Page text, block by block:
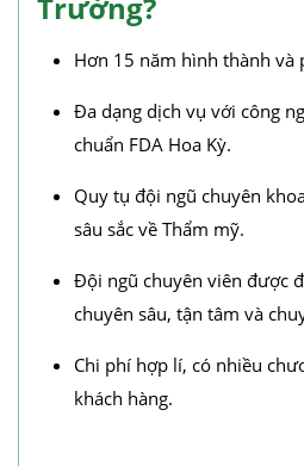
Hơn 15 năm hình thành và
Đa dạng dịch vụ với công
chuẩn FDA Hoa Kỳ.
Quy tụ đội ngũ chuyên
sâu sắc về Thẩm mỹ.
Đội ngũ chuyên viên được
chuyên sâu, tận tâm và
Chi phí hợp lí, có nhiều
khách hàng.